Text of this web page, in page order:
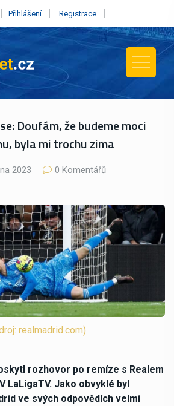
Přihlášení Registrace
Doufám, že budeme moci
byla mi trochu zima
2023
0 Komentářů
realmadrid.com)
rozhovor po remíze s Realem
LaLigaTV. Jako obvyklé byl
ve svých odpovědích velmi